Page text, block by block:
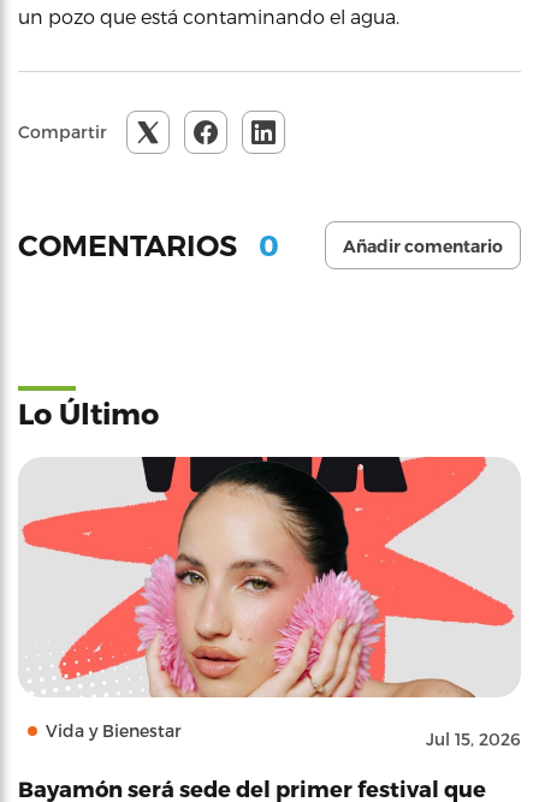
un pozo que está contaminando el agua.
Compartir
COMENTARIOS 0 Añadir comentario
Lo Último
Vida y Bienestar Jul 15, 2026
Bayamón será sede del primer festival que